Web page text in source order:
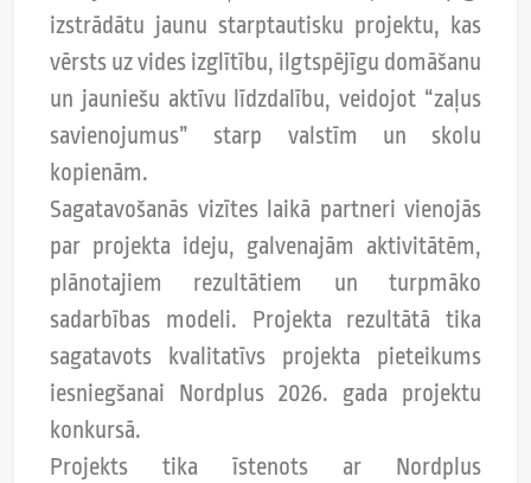
izstrādātu jaunu starptautisku projektu, kas
vērsts uz vides izglītību, ilgtspējīgu domāšanu
un jauniešu aktīvu līdzdalību, veidojot “zaļus
savienojumus” starp valstīm un skolu
kopienām.
Sagatavošanās vizītes laikā partneri vienojās
par projekta ideju, galvenajām aktivitātēm,
plānotajiem rezultātiem un turpmāko
sadarbības modeli. Projekta rezultātā tika
sagatavots kvalitatīvs projekta pieteikums
iesniegšanai Nordplus 2026. gada projektu
konkursā.
Projekts tika īstenots ar Nordplus